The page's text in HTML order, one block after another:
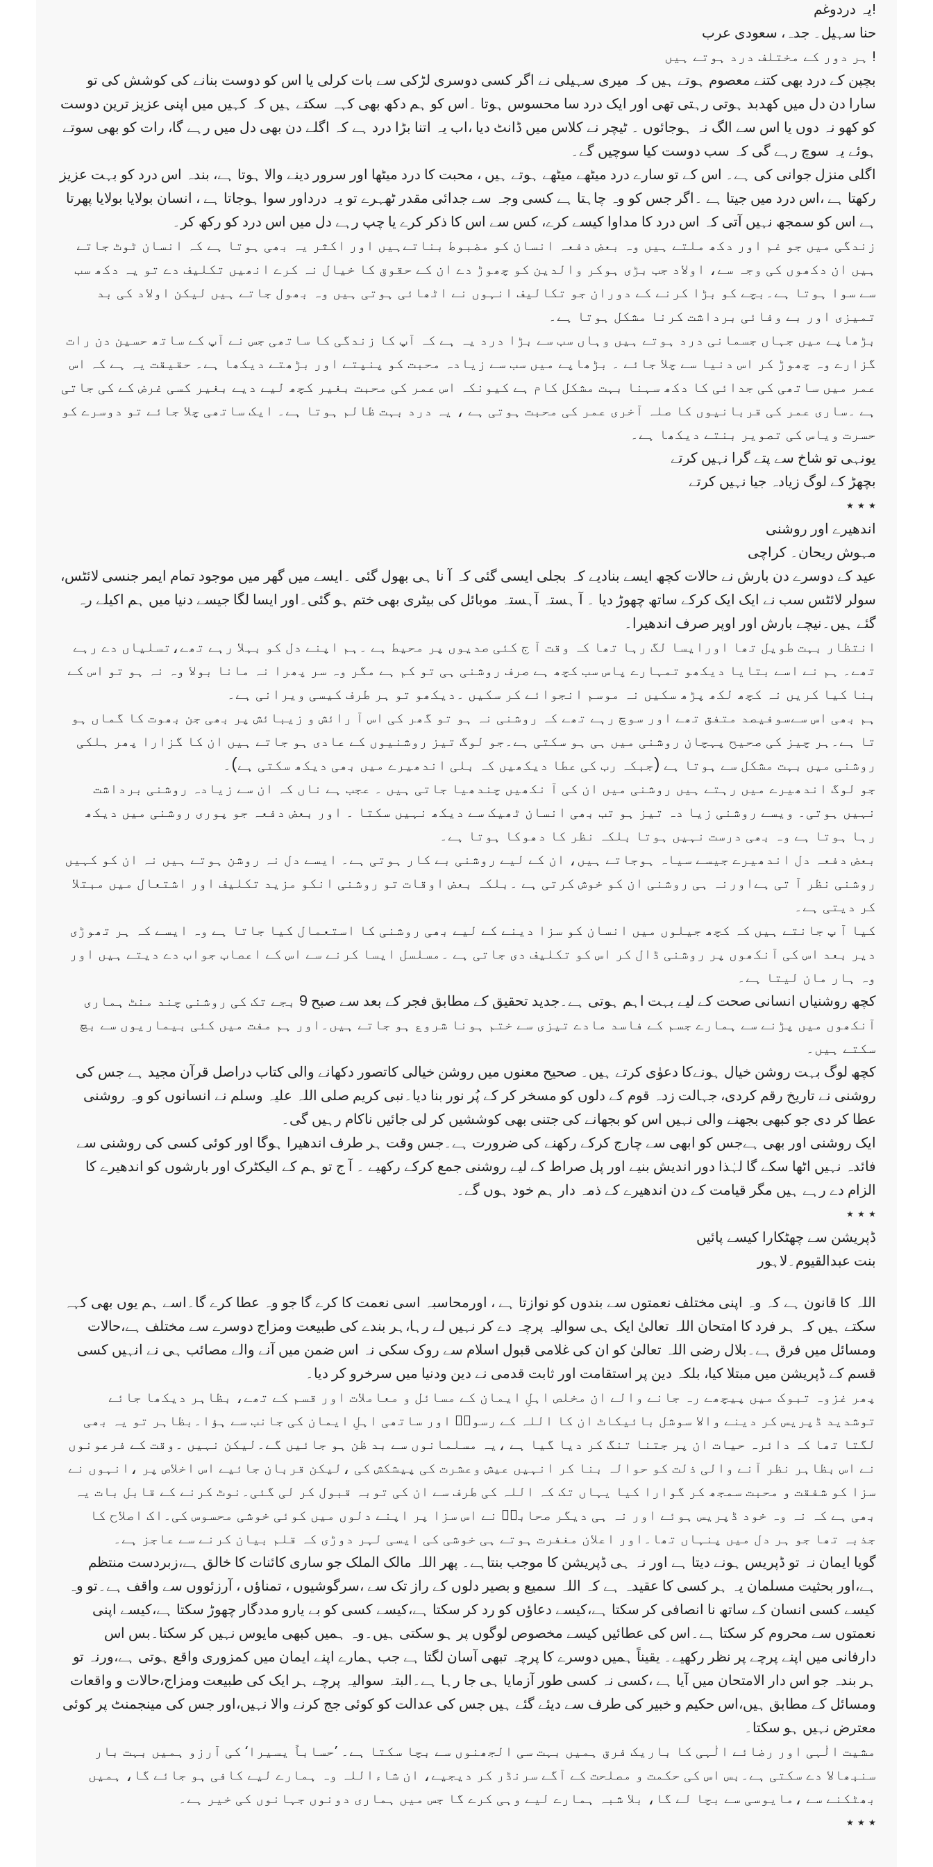
یہ دردوغم!
حنا سہیل۔ جدہ، سعودی عرب
ہر دور کے مختلف درد ہوتے ہیں !
بچپن کے درد بھی کتنے معصوم ہوتے ہیں کہ میری سہیلی نے اگر کسی دوسری لڑکی سے بات کرلی یا اس کو دوست بنانے کی کوشش کی تو
سارا دن دل میں کھدبد ہوتی رہتی تھی اور ایک درد سا محسوس ہوتا ۔اس کو ہم دکھ بھی کہہ سکتے ہیں کہ کہیں میں اپنی عزیز ترین دوست
کو کھو نہ دوں یا اس سے الگ نہ ہوجائوں ۔ ٹیچر نے کلاس میں ڈانٹ دیا ،اب یہ اتنا بڑا درد ہے کہ اگلے دن بھی دل میں رہے گا، رات کو بھی سوتے
ہوئے یہ سوچ رہے گی کہ سب دوست کیا سوچیں گے۔
اگلی منزل جوانی کی ہے۔ اس کے تو سارے درد میٹھے میٹھے ہوتے ہیں ، محبت کا درد میٹھا اور سرور دینے والا ہوتا ہے، بندہ اس درد کو بہت عزیز
رکھتا ہے ،اس درد میں جیتا ہے ۔اگر جس کو وہ چاہتا ہے کسی وجہ سے جدائی مقدر ٹھہرے تو یہ درداور سوا ہوجاتا ہے ، انسان بولایا بولایا پھرتا
ہے اس کو سمجھ نہیں آتی کہ اس درد کا مداوا کیسے کرے، کس سے اس کا ذکر کرے یا چپ رہے دل میں اس درد کو رکھ کر۔
زندگی میں جو غم اور دکھ ملتے ہیں وہ بعض دفعہ انسان کو مضبوط بناتےہیں اور اکثر یہ بھی ہوتا ہے کہ انسان ٹوٹ جاتے
ہیں ان دکھوں کی وجہ سے، اولاد جب بڑی ہوکر والدین کو چھوڑ دے ان کے حقوق کا خیال نہ کرے انھیں تکلیف دے تو یہ دکھ سب
سے سوا ہوتا ہے۔بچے کو بڑا کرنے کے دوران جو تکالیف انہوں نے اٹھائی ہوتی ہیں وہ بھول جاتے ہیں لیکن اولاد کی بد
تمیزی اور بے وفائی برداشت کرنا مشکل ہوتا ہے۔
بڑھاپے میں جہاں جسمانی درد ہوتے ہیں وہاں سب سے بڑا درد یہ ہے کہ آپ کا زندگی کا ساتھی جس نے آپ کے ساتھ حسین دن رات
گزارے وہ چھوڑ کر اس دنیا سے چلا جائے ۔ بڑھاپے میں سب سے زیادہ محبت کو پنپتے اور بڑھتے دیکھا ہے۔ حقیقت یہ ہے کہ اس
عمر میں ساتھی کی جدائی کا دکھ سہنا بہت مشکل کام ہے کیونکہ اس عمر کی محبت بغیر کچھ لیے دیے بغیر کسی غرض کے کی جاتی
ہے ۔ساری عمر کی قربانیوں کا صلہ آخری عمر کی محبت ہوتی ہے ، یہ درد بہت ظالم ہوتا ہے۔ ایک ساتھی چلا جائے تو دوسرے کو
حسرت ویاس کی تصویر بنتے دیکھا ہے۔
یونہی تو شاخ سے پتے گرا نہیں کرتے
بچھڑ کے لوگ زیادہ جیا نہیں کرتے
٭ ٭ ٭
اندھیرے اور روشنی
مہوش ریحان۔ کراچی
عید کے دوسرے دن بارش نے حالات کچھ ایسے بنادیے کہ بجلی ایسی گئی کہ آ نا ہی بھول گئی ۔ایسے میں گھر میں موجود تمام ایمر جنسی لائٹس،
سولر لائٹس سب نے ایک ایک کرکے ساتھ چھوڑ دیا ۔ آ ہستہ آہستہ موبائل کی بیٹری بھی ختم ہو گئی۔اور ایسا لگا جیسے دنیا میں ہم اکیلے رہ
گئے ہیں۔نیچے بارش اور اوپر صرف اندھیرا۔
انتظار بہت طویل تھا اورایسا لگ رہا تھا کہ وقت آ ج کئی صدیوں پر محیط ہے ۔ہم اپنے دل کو بہلا رہے تھے،تسلیاں دے رہے
تھے۔ ہم نے اسے بتایا دیکھو تمہارے پاس سب کچھ ہے صرف روشنی ہی تو کم ہے مگر وہ سر پھرا نہ مانا بولا وہ نہ ہو تو اس کے
بنا کیا کریں نہ کچھ لکھ پڑھ سکیں نہ موسم انجوائے کر سکیں ۔دیکھو تو ہر طرف کیسی ویرانی ہے۔
ہم بھی اس سےسوفیصد متفق تھے اور سوچ رہے تھے کہ روشنی نہ ہو تو گھر کی اس آ رائش و زیبائش پر بھی جن بھوت کا گماں ہو
تا ہے۔ہر چیز کی صحیح پہچان روشنی میں ہی ہو سکتی ہے۔جو لوگ تیز روشنیوں کے عادی ہو جاتے ہیں ان کا گزارا پھر ہلکی
روشنی میں بہت مشکل سے ہوتا ہے (جبکہ رب کی عطا دیکھیں کہ بلی اندھیرے میں بھی دیکھ سکتی ہے)۔
جو لوگ اندھیرے میں رہتے ہیں روشنی میں ان کی آ نکھیں چندھیا جاتی ہیں ۔ عجب ہے ناں کہ ان سے زیادہ روشنی برداشت
نہیں ہوتی۔ ویسے روشنی زیا دہ تیز ہو تب بھی انسان ٹھیک سے دیکھ نہیں سکتا ۔ اور بعض دفعہ جو پوری روشنی میں دیکھ
رہا ہوتا ہے وہ بھی درست نہیں ہوتا بلکہ نظر کا دھوکا ہوتا ہے۔
بعض دفعہ دل اندھیرے جیسے سیاہ ہوجاتے ہیں، ان کے لیے روشنی بے کار ہوتی ہے۔ ایسے دل نہ روشن ہوتے ہیں نہ ان کو کہیں
روشنی نظر آ تی ہےاورنہ ہی روشنی ان کو خوش کرتی ہے ۔بلکہ بعض اوقات تو روشنی انکو مزید تکلیف اور اشتعال میں مبتلا
کر دیتی ہے۔
کیا آ پ جانتے ہیں کہ کچھ جیلوں میں انسان کو سزا دینے کے لیے بھی روشنی کا استعمال کیا جاتا ہے وہ ایسے کہ ہر تھوڑی
دیر بعد اس کی آنکھوں پر روشنی ڈال کر اس کو تکلیف دی جاتی ہے ۔مسلسل ایسا کرنے سے اس کے اعصاب جواب دے دیتے ہیں اور
وہ ہار مان لیتا ہے۔
کچھ روشنیاں انسانی صحت کے لیے بہت اہم ہوتی ہے۔جدید تحقیق کے مطابق فجر کے بعد سے صبح 9 بجے تک کی روشنی چند منٹ ہماری
آنکھوں میں پڑنے سے ہمارے جسم کے فاسد مادے تیزی سے ختم ہونا شروع ہو جاتے ہیں۔اور ہم مفت میں کئی بیماریوں سے بچ
سکتے ہیں۔
کچھ لوگ بہت روشن خیال ہونےکا دعوٰی کرتے ہیں۔ صحیح معنوں میں روشن خیالی کاتصور دکھانے والی کتاب دراصل قرآن مجید ہے جس کی
روشنی نے تاریخ رقم کردی، جہالت زدہ قوم کے دلوں کو مسخر کر کے پُر نور بنا دیا۔نبی کریم صلی اللہ علیہ وسلم نے انسانوں کو وہ روشنی
عطا کر دی جو کبھی بجھنے والی نہیں اس کو بجھانے کی جتنی بھی کوششیں کر لی جائیں ناکام رہیں گی۔
ایک روشنی اور بھی ہےجس کو ابھی سے چارج کرکے رکھنے کی ضرورت ہے۔جس وقت ہر طرف اندھیرا ہوگا اور کوئی کسی کی روشنی سے
فائدہ نہیں اٹھا سکے گا لہٰذا دور اندیش بنیے اور پل صراط کے لیے روشنی جمع کرکے رکھیے ۔ آ ج تو ہم کے الیکٹرک اور بارشوں کو اندھیرے کا
الزام دے رہے ہیں مگر قیامت کے دن اندھیرے کے ذمہ دار ہم خود ہوں گے۔
٭ ٭ ٭
ڈپریشن سے چھٹکارا کیسے پائیں
بنت عبدالقیوم۔لاہور
اللہ کا قانون ہے کہ وہ اپنی مختلف نعمتوں سے بندوں کو نوازتا ہے ، اورمحاسبہ اسی نعمت کا کرے گا جو وہ عطا کرے گا۔اسے ہم یوں بھی کہہ
سکتے ہیں کہ ہر فرد کا امتحان اللہ تعالیٰ ایک ہی سوالیہ پرچہ دے کر نہیں لے رہا،ہر بندے کی طبیعت ومزاج دوسرے سے مختلف ہے،حالات
ومسائل میں فرق ہے۔بلال رضی اللہ تعالیٰ کو ان کی غلامی قبول اسلام سے روک سکی نہ اس ضمن میں آنے والے مصائب ہی نے انہیں کسی
قسم کے ڈپریشن میں مبتلا کیا، بلکہ دین پر استقامت اور ثابت قدمی نے دین ودنیا میں سرخرو کر دیا۔
پھر غزوہ تبوک میں پیچھے رہ جانے والے ان مخلص اہلِ ایمان کے مسائل و معاملات اور قسم کے تھے، بظاہر دیکھا جائے
توشدید ڈپریس کر دینے والا سوشل بائیکاٹ ان کا اللہ کے رسولؐ اور ساتھی اہلِ ایمان کی جانب سے ہؤا۔بظاہر تو یہ بھی
لگتا تھا کہ دائرہ حیات ان پر جتنا تنگ کر دیا گیا ہے ،یہ مسلمانوں سے بد ظن ہو جائیں گے۔لیکن نہیں ۔وقت کے فرعونوں
نے اس بظاہر نظر آنے والی ذلت کو حوالہ بنا کر انہیں عیش وعشرت کی پیشکش کی ،لیکن قربان جائیے اس اخلاص پر ،انہوں نے
سزا کو شفقت و محبت سمجھ کر گوارا کیا یہاں تک کہ اللہ کی طرف سے ان کی توبہ قبول کر لی گئی۔نوٹ کرنے کے قابل بات یہ
بھی ہے کہ نہ وہ خود ڈپریس ہوئے اور نہ ہی دیگر صحابہؓ نے اس سزا پر اپنے دلوں میں کوئی خوشی محسوس کی۔اک اصلاح کا
جذبہ تھا جو ہر دل میں پنہاں تھا۔اور اعلان مغفرت ہوتے ہی خوشی کی ایسی لہر دوڑی کہ قلم بیان کرنے سے عاجز ہے۔
گویا ایمان نہ تو ڈپریس ہونے دیتا ہے اور نہ ہی ڈپریشن کا موجب بنتاہے۔ پھر اللہ مالک الملک جو ساری کائنات کا خالق ہے،زبردست منتظم
ہے،اور بحثیت مسلمان یہ ہر کسی کا عقیدہ ہے کہ اللہ سمیع و بصیر دلوں کے راز تک سے ،سرگوشیوں ، تمناؤں ، آرزئووں سے واقف ہے۔تو وہ
کیسے کسی انسان کے ساتھ نا انصافی کر سکتا ہے،کیسے دعاؤں کو رد کر سکتا ہے،کیسے کسی کو بے یارو مددگار چھوڑ سکتا ہے،کیسے اپنی
نعمتوں سے محروم کر سکتا ہے۔اس کی عطائیں کیسے مخصوص لوگوں پر ہو سکتی ہیں۔وہ ہمیں کبھی مایوس نہیں کر سکتا۔بس اس
دارفانی میں اپنے پرچے پر نظر رکھیے۔ یقیناً ہمیں دوسرے کا پرچہ تبھی آسان لگتا ہے جب ہمارے اپنے ایمان میں کمزوری واقع ہوتی ہے،ورنہ تو
ہر بندہ جو اس دار الامتحان میں آیا ہے ،کسی نہ کسی طور آزمایا ہی جا رہا ہے۔البتہ سوالیہ پرچے ہر ایک کی طبیعت ومزاج،حالات و واقعات
ومسائل کے مطابق ہیں،اس حکیم و خبیر کی طرف سے دیئے گئے ہیں جس کی عدالت کو کوئی جج کرنے والا نہیں،اور جس کی مینجمنٹ پر کوئی
معترض نہیں ہو سکتا۔
مشیت الٰہی اور رضائے الٰہی کا باریک فرق ہمیں بہت سی الجھنوں سے بچا سکتا ہے۔ ’حساباً یسیرا‘ کی آرزو ہمیں بہت بار
سنبھالا دے سکتی ہے۔بس اس کی حکمت و مصلحت کے آگے سرنڈر کر دیجیے، ان شاءاللہ وہ ہمارے لیے کافی ہو جائے گا، ہمیں
بھٹکنے سے ،مایوسی سے بچا لے گا، بلا شبہ ہمارے لیے وہی کرے گا جس میں ہماری دونوں جہانوں کی خیر ہے۔
٭ ٭ ٭